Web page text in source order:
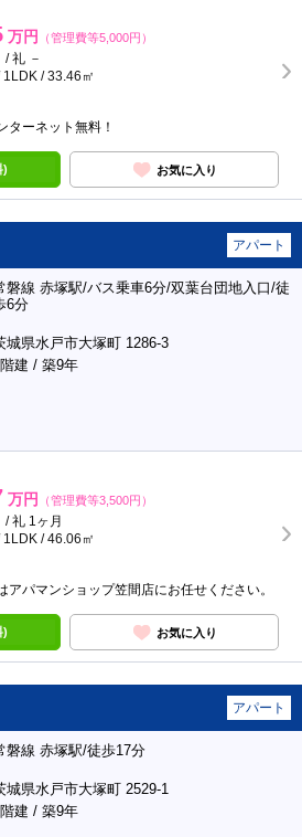
万円 （管理費等5,000円）
/ 礼 －
1LDK / 33.46㎡
ターネット無料！
) お気に入り
アパート
磐線 赤塚駅/バス乗車6分/双葉台団地入口/徒
6分
城県水戸市大塚町 1286-3
建 / 築9年
万円 （管理費等3,500円）
/ 礼 1ヶ月
1LDK / 46.06㎡
アパマンショップ笠間店にお任せください。
) お気に入り
アパート
磐線 赤塚駅/徒歩17分
城県水戸市大塚町 2529-1
建 / 築9年